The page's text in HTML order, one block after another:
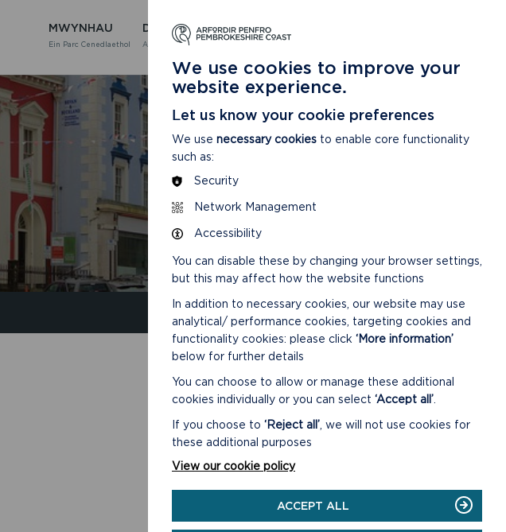
MWYNHAU
Ein Parc Cenedlaethol
DYSGU
Am Ein Parc Cenedlaethol
GOFALU
LAWRLWYTHWCH ASESIAD
STRATEGOL (PDF) (AGOR
MEWN FFENEST NEWYDD)
LAWRLWYTHWCH ASESIAD
SG SIR BENFRO -
We use cookies to improve your
website experience.
Let us know your cookie preferences
We use necessary cookies to enable core functionality
such as:
Security
Network Management
Accessibility
You can disable these by changing your browser settings,
but this may affect how the website functions
In addition to necessary cookies, our website may use
analytical/ performance cookies, targeting cookies and
functionality cookies: please click ‘More information’
below for further details
You can choose to allow or manage these additional
cookies individually or you can select ‘Accept all’
If you choose to ‘Reject all’ , we will not use cookies for
these additional purposes
View our cookie policy
ACCEPT ALL